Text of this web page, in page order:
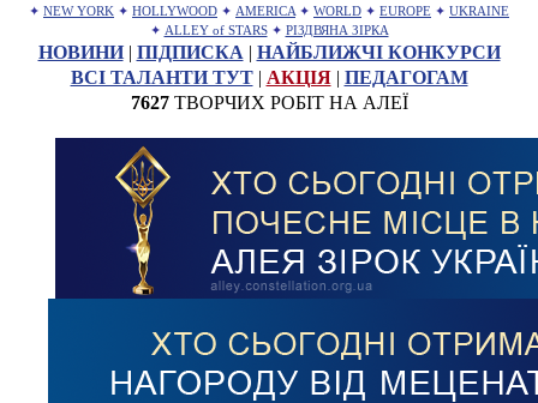
✦ NEW YORK ✦ HOLLYWOOD ✦ AMERICA ✦ WORLD ✦ EUROPE ✦ UKRAINE
✦ ALLEY of STARS ✦ РІЗДВЯНА ЗІРКА
НОВИНИ| ПІДПИСКА | НАЙБЛИЖЧІ КОНКУРСИ
ВСІ ТАЛАНТИ ТУТ| АКЦІЯ| ПЕДАГОГАМ
7627ТВОРЧИХ РОБІТ НА АЛЕЇ